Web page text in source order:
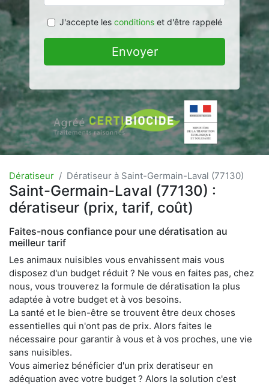
J'accepte les conditionset d'être rappelé
Envoyer
Dératiseur Dératiseur à Saint-Germain-Laval (77130)
Saint-Germain-Laval (77130) :
dératiseur (prix, tarif, coût)
Faites-nous confiance pour une dératisation au
meilleur tarif
Les animaux nuisibles vous envahissent mais vous
disposez d'un budget réduit ? Ne vous en faites pas, chez
nous, vous trouverez la formule de dératisation la plus
adaptée à votre budget et à vos besoins.
La santé et le bien-être se trouvent être deux choses
essentielles qui n'ont pas de prix. Alors faites le
nécessaire pour garantir à vous et à vos proches, une vie
sans nuisibles.
Vous aimeriez bénéficier d'un prix deratiseur en
adéquation avec votre budget ? Alors la solution c'est